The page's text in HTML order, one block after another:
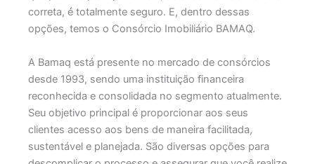
correta, é totalmente seguro. E, dentro dessas
opções, temos o Consórcio Imobiliário BAMAQ.
A Bamaq está presente no mercado de consórcios
desde 1993, sendo uma instituição financeira
reconhecida e consolidada no segmento atualmente.
Seu objetivo principal é proporcionar aos seus
clientes acesso aos bens de maneira facilitada,
sustentável e planejada. São diversas opções para